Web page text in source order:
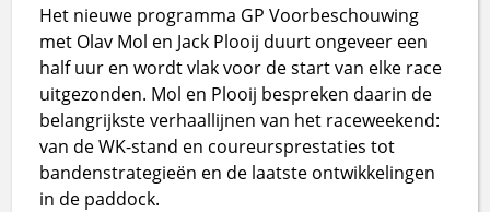
Het nieuwe programma GP Voorbeschouwing
met Olav Mol en Jack Plooij duurt ongeveer een
half uur en wordt vlak voor de start van elke race
uitgezonden. Mol en Plooij bespreken daarin de
belangrijkste verhaallijnen van het raceweekend:
van de WK-stand en coureursprestaties tot
bandenstrategieën en de laatste ontwikkelingen
in de paddock.